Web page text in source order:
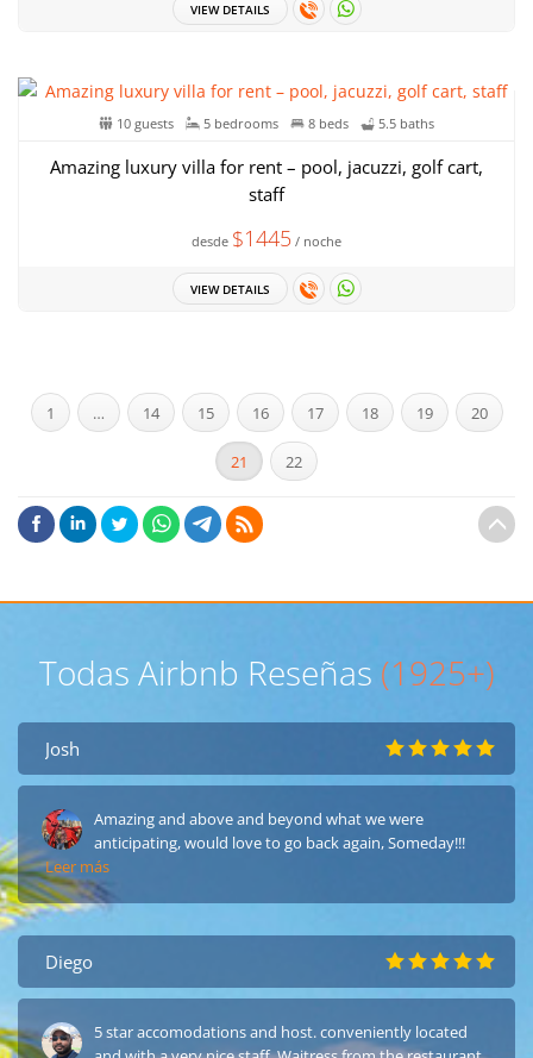
VIEW DETAILS
10 guests 5 bedrooms 8 beds 5.5 baths
Amazing luxury villa for rent – pool, jacuzzi, golf cart,
staff
desde $1445 / noche
VIEW DETAILS
1 … 14 15 16 17 18 19 20
21 22
Todas Airbnb Reseñas (1925+)
Josh
Amazing and above and beyond what we were
anticipating, would love to go back again, Someday!!!
Leer más
Diego
5 star accomodations and host. conveniently located